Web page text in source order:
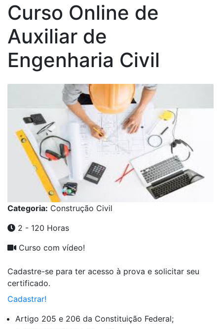
Curso Online de
Auxiliar de
Engenharia Civil
Categoria: Construção Civil
2 - 120 Horas
Curso com vídeo!
Cadastre-se para ter acesso à prova e solicitar seu
certificado.
Cadastrar!
Artigo 205 e 206 da Constituição Federal;